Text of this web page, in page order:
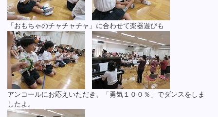
「おもちゃのチャチャチャ」に合わせて楽器遊びも
アンコールにお応えいただき、「勇気１００％」でダンスをしま
したよ。